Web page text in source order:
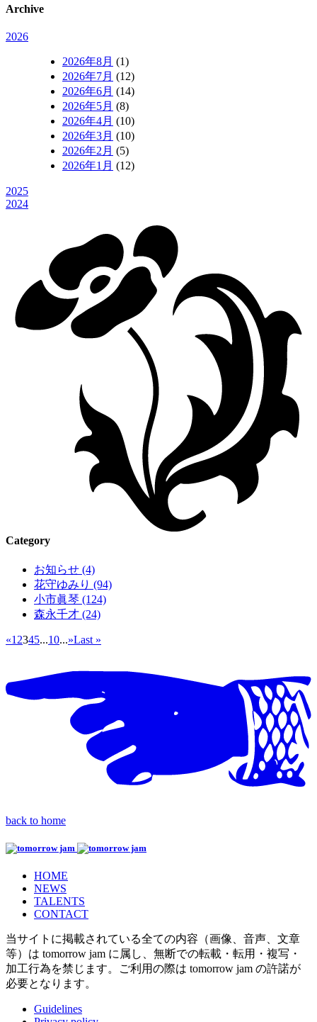
Archive
2026
2026年8月 (1)
2026年7月 (12)
2026年6月 (14)
2026年5月 (8)
2026年4月 (10)
2026年3月 (10)
2026年2月 (5)
2026年1月 (12)
2025
2024
Category
お知らせ (4)
花守ゆみり (94)
小市眞琴 (124)
森永千才 (24)
«1 2345...10...»Last »
back to home
HOME
NEWS
TALENTS
CONTACT
当サイトに掲載されている全ての内容（画像、音声、文章
等）は tomorrow jam に属し、無断での転載・転用・複写・
加工行為を禁じます。
ご利用の際は tomorrow jam の許諾が
必要となります。
Guidelines